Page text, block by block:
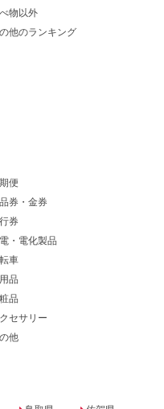
物以外
他のランキング
便
券・金券
券
・電化製品
車
品
品
セサリー
他